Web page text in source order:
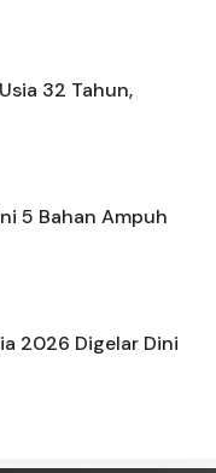
32 Tahun,
5 Bahan Ampuh
2026 Digelar Dini